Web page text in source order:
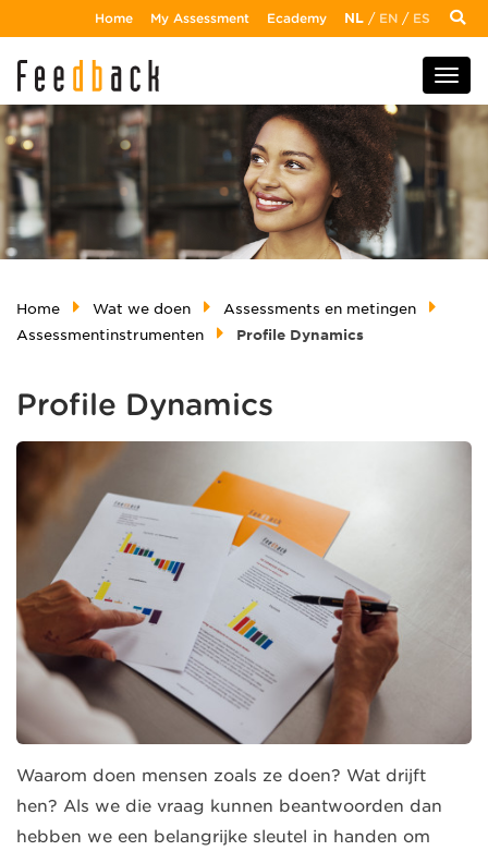
Home My Assessment Ecademy NL / EN / ES
Home Wat we doen
Assessments en metingen
Assessmentinstrumenten
Profile Dynamics
Profile Dynamics
Waarom doen mensen zoals ze doen? Wat drijft
hen? Als we die vraag kunnen beantwoorden dan
hebben we een belangrijke sleutel in handen om